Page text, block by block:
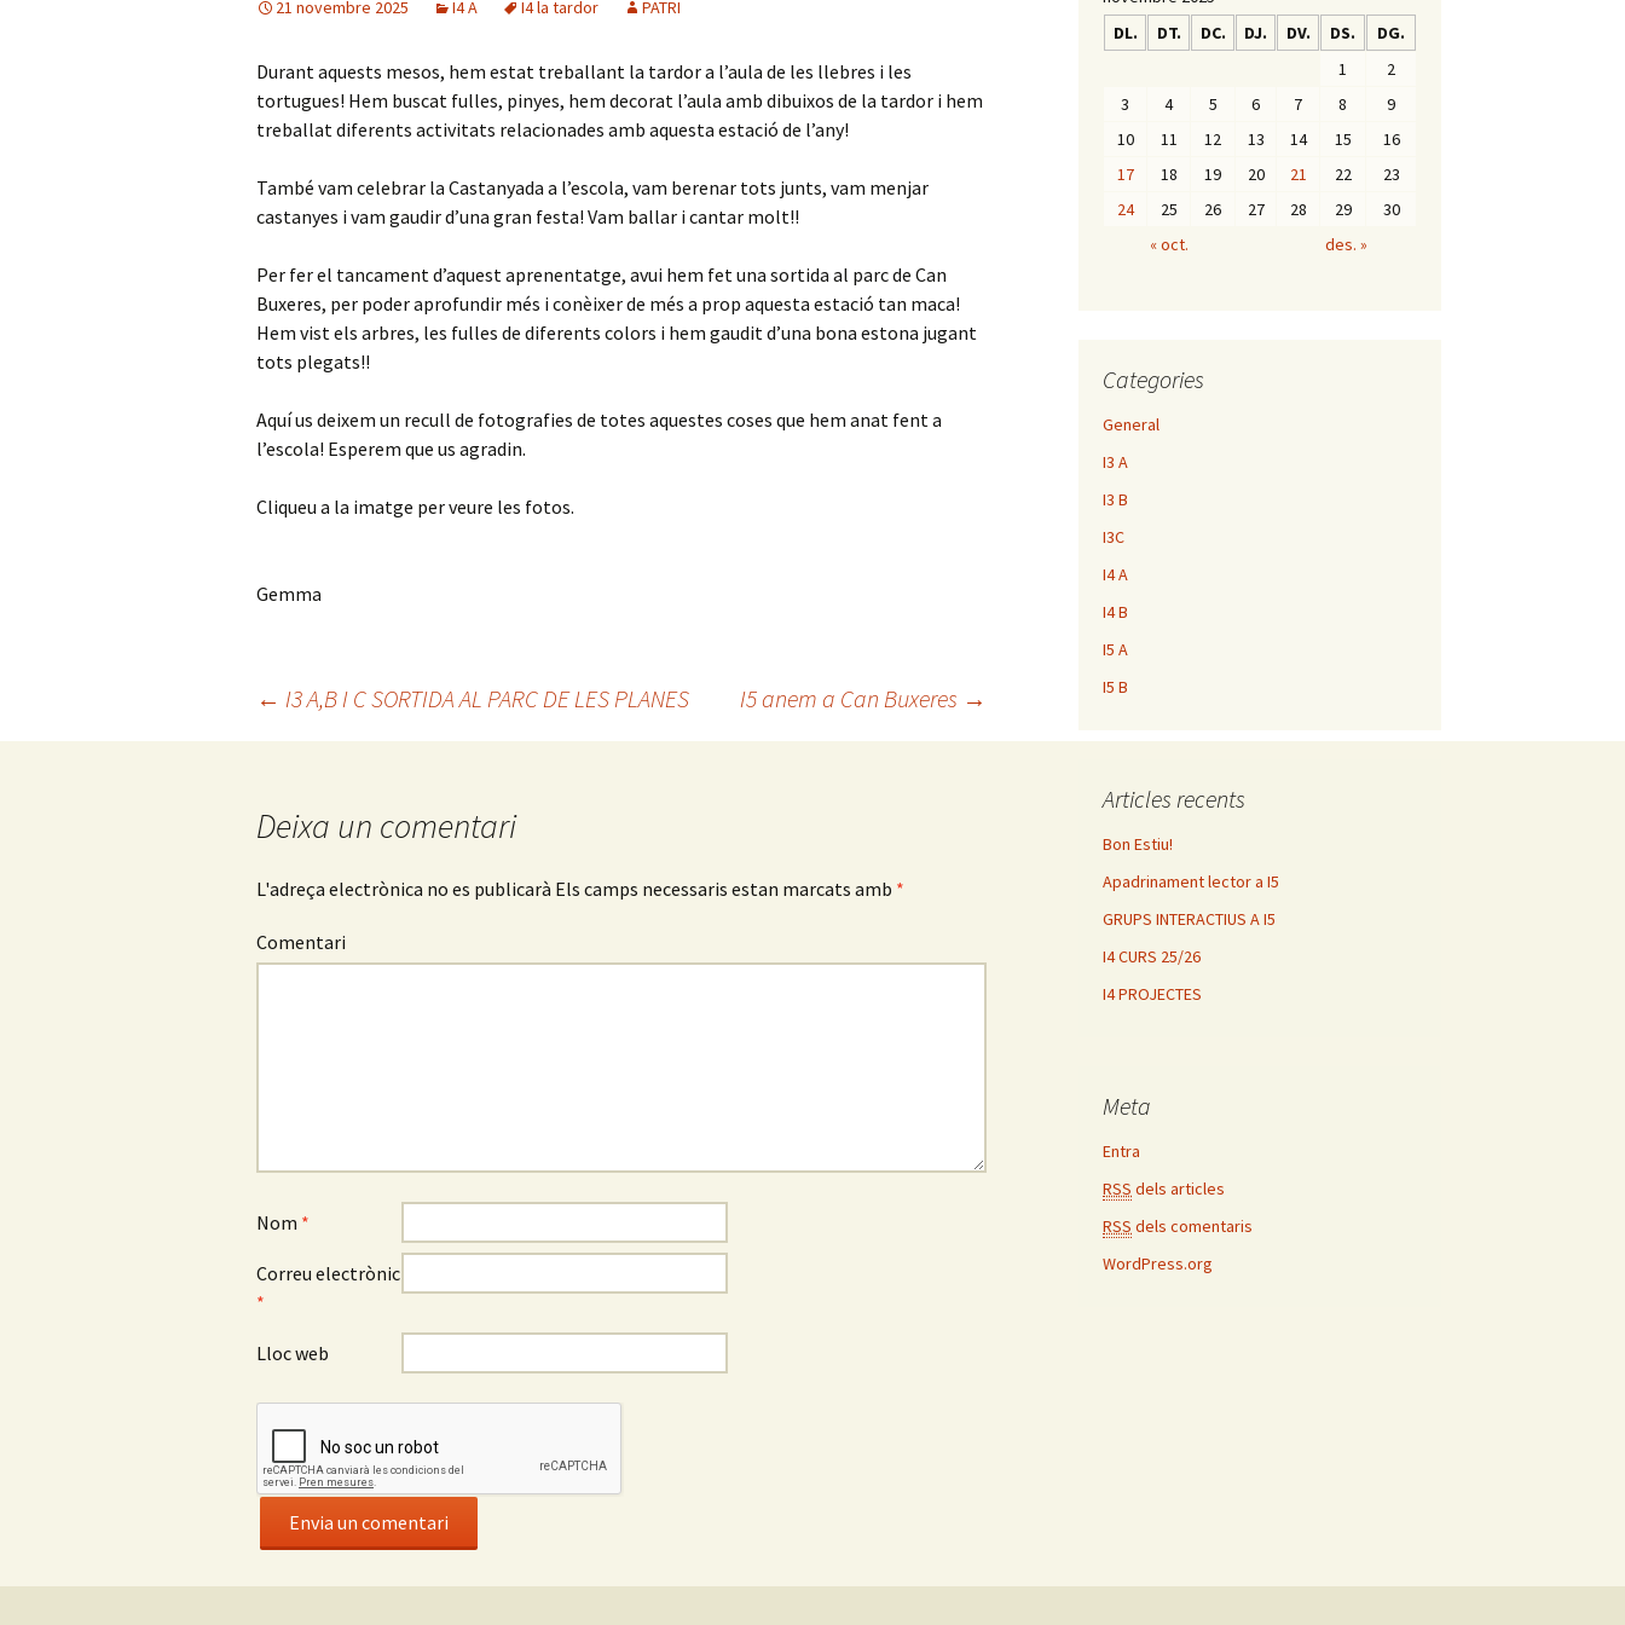
21 novembre 2025 I4 A I4 la tardor PATRI
Durant aquests mesos, hem estat treballant la tardor a l’aula de les llebres i les
tortugues! Hem buscat fulles, pinyes, hem decorat l’aula amb dibuixos de la tardor i hem
treballat diferents activitats relacionades amb aquesta estació de l’any!
També vam celebrar la Castanyada a l’escola, vam berenar tots junts, vam menjar
castanyes i vam gaudir d’una gran festa! Vam ballar i cantar molt!!
Per fer el tancament d’aquest aprenentatge, avui hem fet una sortida al parc de Can
Buxeres, per poder aprofundir més i conèixer de més a prop aquesta estació tan maca!
Hem vist els arbres, les fulles de diferents colors i hem gaudit d’una bona estona jugant
tots plegats!!
Aquí us deixem un recull de fotografies de totes aquestes coses que hem anat fent a
l’escola! Esperem que us agradin.
Cliqueu a la imatge per veure les fotos.
Gemma
Navegació
← I3 A,B I C SORTIDA AL PARC DE LES PLANES I5 anem a Can Buxeres →
Deixa un comentari
L'adreça electrònica no es publicarà Els camps necessaris estan marcats amb *
Comentari
Nom *
Correu electrònic
*
Lloc web
DL.
DT. DC. DJ. DV. DS. DG.
« oct. des. »
1
2
3
4 5 6 7 8
9
10
11 12 13 14 15
16
17
18 19 20 21 22
23
24
25 26 27 28 29 30
Categories
General
I3 A
I3 B
I3C
I4 A
I4 B
I5 A
I5 B
Articles recents
Bon Estiu!
Apadrinament lector a I5
GRUPS INTERACTIUS A I5
I4 CURS 25/26
I4 PROJECTES
Meta
Entra
RSS dels articles
RSS dels comentaris
WordPress.org